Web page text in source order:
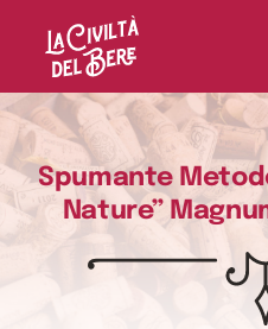
Spumante
Nature”